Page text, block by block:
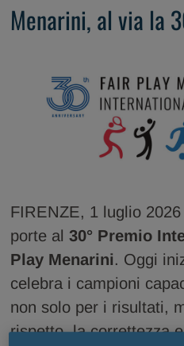
Menarini, al via la
FIRENZE, 1 luglio
porte al 30° Premio
Play Menarini. Oggi
celebra i campioni
non solo per i risultati,
rispetto, la correttezza